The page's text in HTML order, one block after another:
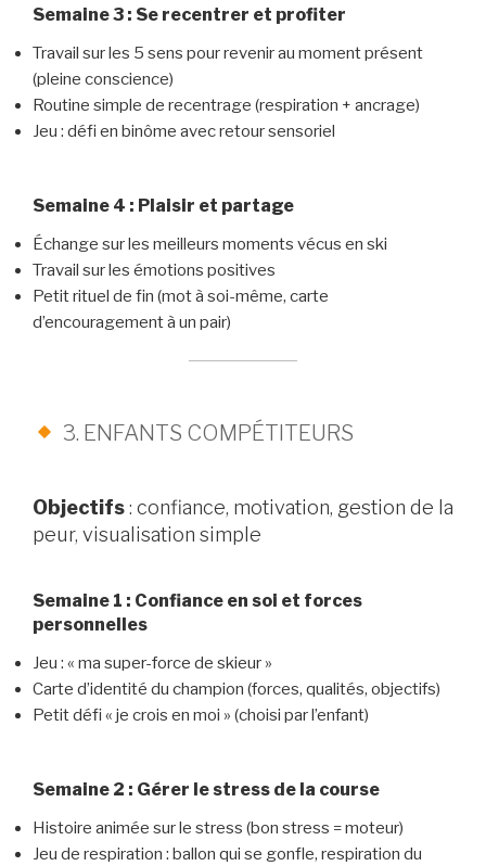
Semaine 3 : Se recentrer et profiter
Travail sur les 5 sens pour revenir au moment présent
(pleine conscience)
Routine simple de recentrage (respiration + ancrage)
Jeu : défi en binôme avec retour sensoriel
Semaine 4 : Plaisir et partage
Échange sur les meilleurs moments vécus en ski
Travail sur les émotions positives
Petit rituel de fin (mot à soi-même, carte
d’encouragement à un pair)
3. ENFANTS COMPÉTITEURS
Objectifs: confiance, motivation, gestion de la
peur, visualisation simple
Semaine 1 : Confiance en soi et forces
personnelles
Jeu : « ma super-force de skieur »
Carte d’identité du champion (forces, qualités, objectifs)
Petit défi « je crois en moi » (choisi par l’enfant)
Semaine 2 : Gérer le stress de la course
Histoire animée sur le stress (bon stress = moteur)
Jeu de respiration : ballon qui se gonfle, respiration du